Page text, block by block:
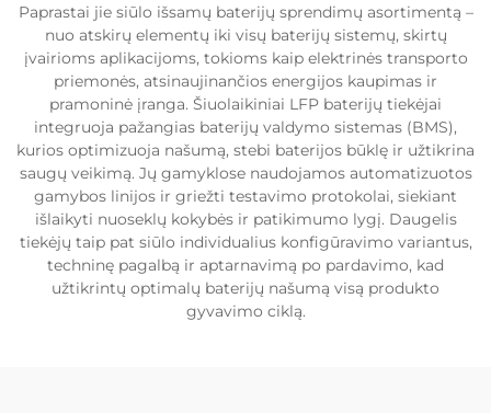
Paprastai jie siūlo išsamų baterijų sprendimų asortimentą –
nuo atskirų elementų iki visų baterijų sistemų, skirtų
įvairioms aplikacijoms, tokioms kaip elektrinės transporto
priemonės, atsinaujinančios energijos kaupimas ir
pramoninė įranga. Šiuolaikiniai LFP baterijų tiekėjai
integruoja pažangias baterijų valdymo sistemas (BMS),
kurios optimizuoja našumą, stebi baterijos būklę ir užtikrina
saugų veikimą. Jų gamyklose naudojamos automatizuotos
gamybos linijos ir griežti testavimo protokolai, siekiant
išlaikyti nuoseklų kokybės ir patikimumo lygį. Daugelis
tiekėjų taip pat siūlo individualius konfigūravimo variantus,
techninę pagalbą ir aptarnavimą po pardavimo, kad
užtikrintų optimalų baterijų našumą visą produkto
gyvavimo ciklą.